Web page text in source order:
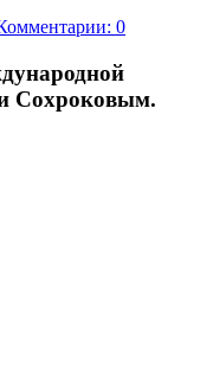
0
Сохроковым.